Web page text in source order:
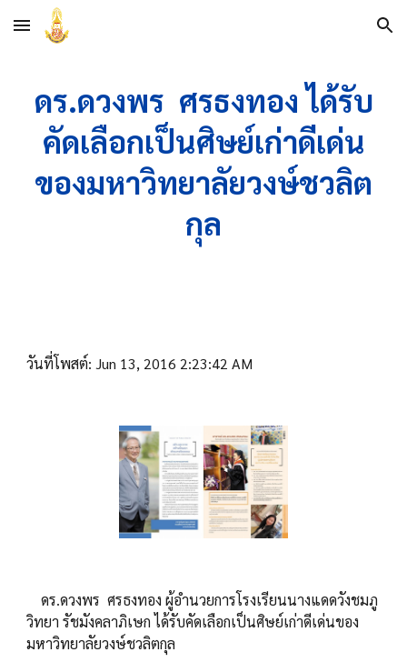
Skip to main content Skip to navigation
ดร.ดวงพร ศรธงทอง ได้รับ
คัดเลือกเป็นศิษย์เก่าดีเด่น
ของมหาวิทยาลัยวงษ์ชวลิต
กุล
วันที่โพสต์: Jun 13, 2016 2:23:42 AM
ดร.ดวงพร ศรธงทอง ผู้อำนวยการโรงเรียนนางแดดวังชมภู
วิทยา รัชมังคลาภิเษก ได้รับคัดเลือกเป็นศิษย์เก่าดีเด่นของ
มหาวิทยาลัยวงษ์ชวลิตกุล